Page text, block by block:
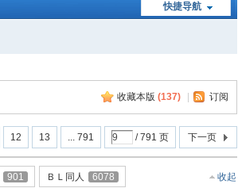
快捷导航
收藏本版 (137) 订阅
12 13 ... 791 / 791 页 下一页
收起
901 ＢＬ同人 6078